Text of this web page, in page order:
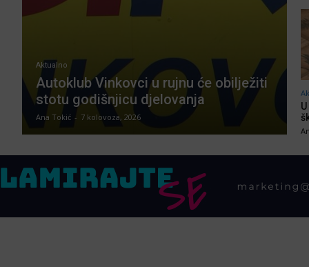
Aktualno
Autoklub Vinkovci u rujnu će obilježiti
stotu godišnjicu djelovanja
Ana Tokić - 7 kolovoza, 2026